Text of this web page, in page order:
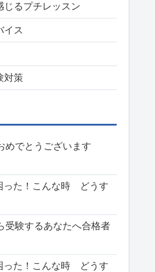
じるプチレッスン
イス
対策
めでとうございます
った！こんな時 どうす
受験するあなたへ合格者
った！こんな時 どうす